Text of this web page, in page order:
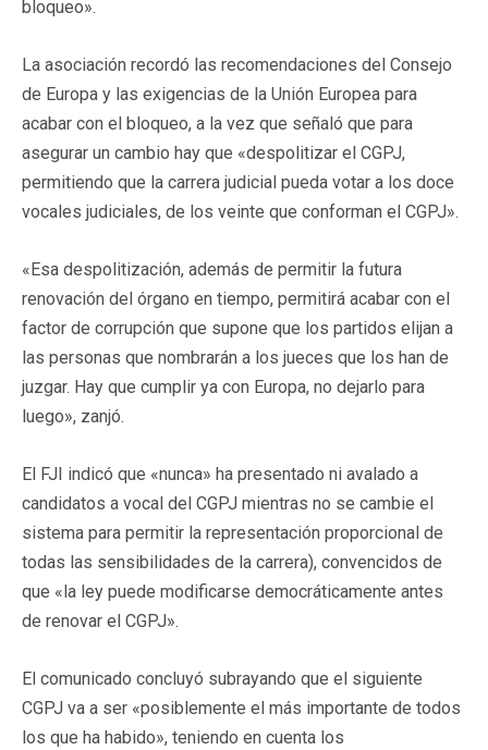
bloqueo».
La asociación recordó las recomendaciones del Consejo
de Europa y las exigencias de la Unión Europea para
acabar con el bloqueo, a la vez que señaló que para
asegurar un cambio hay que «despolitizar el CGPJ,
permitiendo que la carrera judicial pueda votar a los doce
vocales judiciales, de los veinte que conforman el CGPJ».
«Esa despolitización, además de permitir la futura
renovación del órgano en tiempo, permitirá acabar con el
factor de corrupción que supone que los partidos elijan a
las personas que nombrarán a los jueces que los han de
juzgar. Hay que cumplir ya con Europa, no dejarlo para
luego», zanjó.
El FJI indicó que «nunca» ha presentado ni avalado a
candidatos a vocal del CGPJ mientras no se cambie el
sistema para permitir la representación proporcional de
todas las sensibilidades de la carrera), convencidos de
que «la ley puede modificarse democráticamente antes
de renovar el CGPJ».
El comunicado concluyó subrayando que el siguiente
CGPJ va a ser «posiblemente el más importante de todos
los que ha habido», teniendo en cuenta los